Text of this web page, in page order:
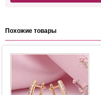
Похожие товары